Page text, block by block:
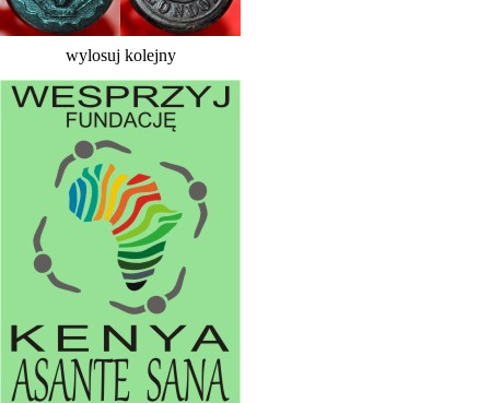
wylosuj kolejny